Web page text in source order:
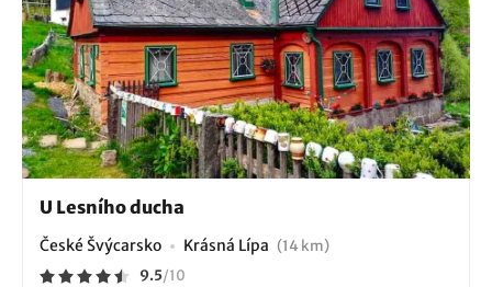
U Lesního ducha
České Švýcarsko Krásná Lípa (14 km)
9.5/10